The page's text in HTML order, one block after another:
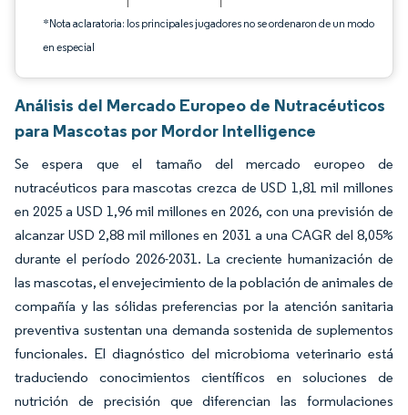
*Nota aclaratoria: los principales jugadores no se ordenaron de un modo
en especial
Análisis del Mercado Europeo de Nutracéuticos
para Mascotas por Mordor Intelligence
Se espera que el tamaño del mercado europeo de
nutracéuticos para mascotas crezca de USD 1,81 mil millones
en 2025 a USD 1,96 mil millones en 2026, con una previsión de
alcanzar USD 2,88 mil millones en 2031 a una CAGR del 8,05%
durante el período 2026-2031. La creciente humanización de
las mascotas, el envejecimiento de la población de animales de
compañía y las sólidas preferencias por la atención sanitaria
preventiva sustentan una demanda sostenida de suplementos
funcionales. El diagnóstico del microbioma veterinario está
traduciendo conocimientos científicos en soluciones de
nutrición de precisión que diferencian las formulaciones